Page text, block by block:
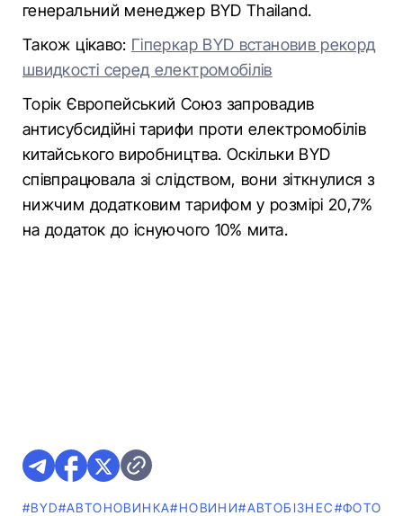
генеральний менеджер BYD Thailand.
Також цікаво: Гіперкар BYD встановив рекорд
швидкості серед електромобілів
Торік Європейський Союз запровадив
антисубсидійні тарифи проти електромобілів
китайського виробництва. Оскільки BYD
співпрацювала зі слідством, вони зіткнулися з
нижчим додатковим тарифом у розмірі 20,7%
на додаток до існуючого 10% мита.
#BYD#АВТОНОВИНКА#НОВИНИ#АВТОБІЗНЕС#ФОТО